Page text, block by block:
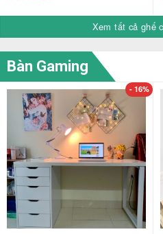
Xem tất cả ghế
Bàn Gaming
- 16%